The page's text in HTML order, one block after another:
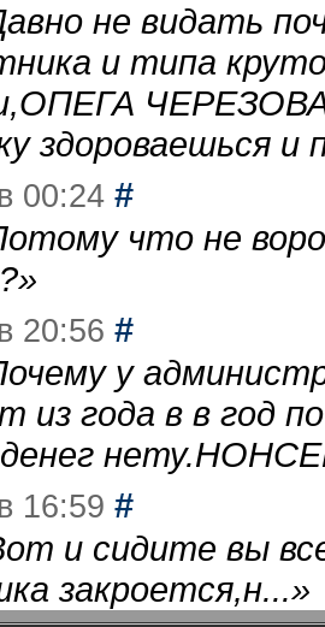
не видать
и типа
здороваешься
00:24 #
что не
»
20:56 #
у
из года в в год
денег
16:59 #
и сидите вы
закроется,н...»